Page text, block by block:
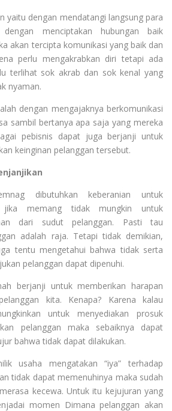
yaitu dengan mendatangi langsung para
dengan menciptakan hubungan baik
akan tercipta komunikasi yang baik dan
perlu mengakrabkan diri tetapi ada
terlihat sok akrab dan sok kenal yang
nyaman.
dengan mengajaknya berkomunikasi
sambil bertanya apa saja yang mereka
pebisnis dapat juga berjanji untuk
keinginan pelanggan tersebut.
dibutuhkan keberanian untuk
jika memang tidak mungkin untuk
dari sudut pelanggan. Pasti tau
adalah raja. Tetapi tidak demikian,
tentu mengetahui bahwa tidak serta
pelanggan dapat dipenuhi.
berjanji untuk memberikan harapan
kita. Kenapa? Karena kalau
untuk menyediakan prosuk
pelanggan maka sebaiknya dapat
bahwa tidak dapat dilakukan.
usaha mengatakan “iya” terhadap
tidak dapat memenuhinya maka sudah
kecewa. Untuk itu kejujuran yang
momen Dimana pelanggan akan